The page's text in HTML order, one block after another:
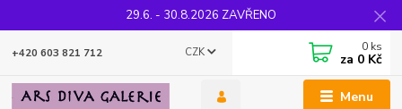
29.6. - 30.8.2026 ZAVŘENO
Menu
CZK
+420 603 821 712 0 ks
za 0 Kč